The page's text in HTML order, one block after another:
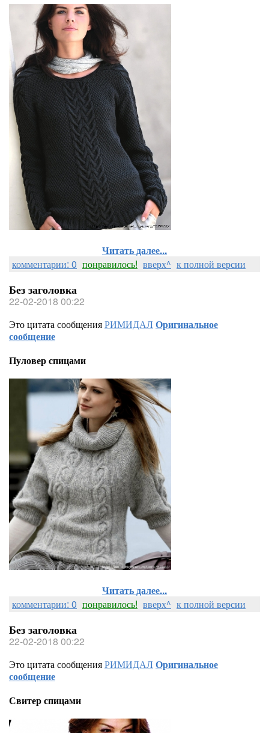
Читать далее...
комментарии: 0 понравилось! вверх^ к полной версии
Без заголовка
22-02-2018 00:22
Это цитата сообщенияРИМИДАЛОригинальное
сообщение
Пуловер спицами
Читать далее...
комментарии: 0 понравилось! вверх^ к полной версии
Без заголовка
22-02-2018 00:22
Это цитата сообщенияРИМИДАЛОригинальное
сообщение
Свитер спицами